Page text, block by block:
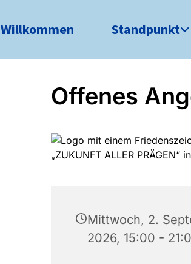
Willkommen Standpunkt
Offenes
Mittwoch, 2.
2026, 15:00 -